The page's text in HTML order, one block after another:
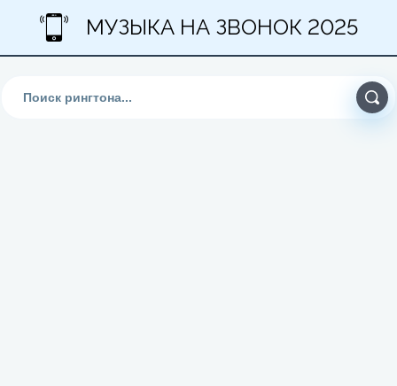
МУЗЫКА НА ЗВОНОК 2025